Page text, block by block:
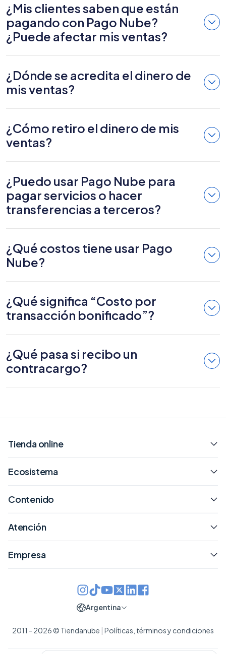
¿Mis clientes saben que están
pagando con Pago Nube?
¿Puede afectar mis ventas?
¿Dónde se acredita el dinero de
mis ventas?
¿Cómo retiro el dinero de mis
ventas?
¿Puedo usar Pago Nube para
pagar servicios o hacer
transferencias a terceros?
¿Qué costos tiene usar Pago
Nube?
¿Qué significa “Costo por
transacción bonificado”?
¿Qué pasa si recibo un
contracargo?
Tienda online
Ecosistema
Contenido
Atención
Empresa
2011 - 2026 © Tiendanube Políticas, términos y condiciones
Argentina